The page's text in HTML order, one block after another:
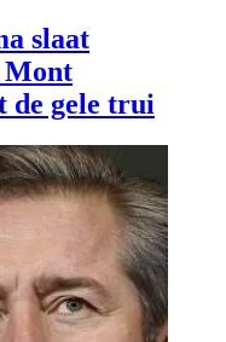
slaat
Mont
de gele trui